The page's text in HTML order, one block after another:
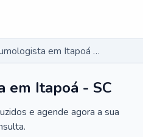
Pneumologista em Itapoá - SC
em Itapoá - SC
e agende agora a sua